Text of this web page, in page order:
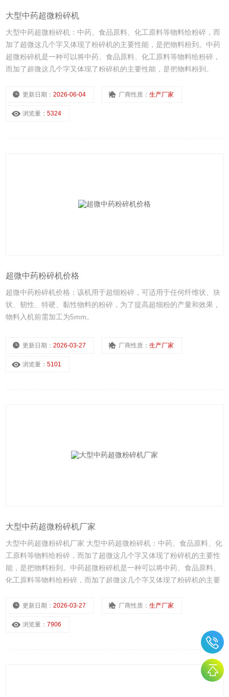
大型中药超微粉碎机
大型中药超微粉碎机：中药、食品原料、化工原料等物料给粉碎，而
加了超微这几个字又体现了粉碎机的主要性能，是把物料粉到。中药
超微粉碎机是一种可以将中药、食品原料、化工原料等物料给粉碎，
而加了超微这几个字又体现了粉碎机的主要性能，是把物料粉到。
更新日期：2026-06-04 厂商性质：生产厂家
浏览量：5324
超微中药粉碎机价格
超微中药粉碎机价格：该机用于超细粉碎，可适用于任何纤维状、块
状、韧性、特硬、黏性物料的粉碎，为了提高超细粉的产量和效果，
物料入机前需加工为5mm。
更新日期：2026-03-27 厂商性质：生产厂家
浏览量：5101
大型中药超微粉碎机厂家
大型中药超微粉碎机厂家 大型中药超微粉碎机：中药、食品原料、化
工原料等物料给粉碎，而加了超微这几个字又体现了粉碎机的主要性
能，是把物料粉到。中药超微粉碎机是一种可以将中药、食品原料、
化工原料等物料给粉碎，而加了超微这几个字又体现了粉碎机的主要
更新日期：2026-03-27 厂商性质：生产厂家
浏览量：7906